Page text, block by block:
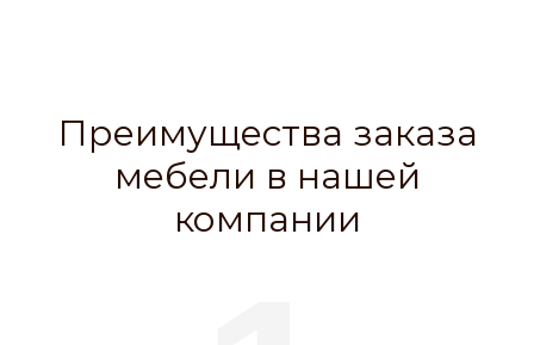
Преимущества заказа
мебели в нашей
компании